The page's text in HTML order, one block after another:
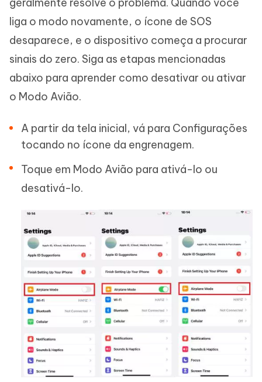
liga o modo novamente, o ícone de SOS
desaparece, e o dispositivo começa a procurar
sinais do zero. Siga as etapas mencionadas
abaixo para aprender como desativar ou ativar
o Modo Avião.
A partir da tela inicial, vá para Configurações
tocando no ícone da engrenagem.
Toque em Modo Avião para ativá-lo ou
desativá-lo.